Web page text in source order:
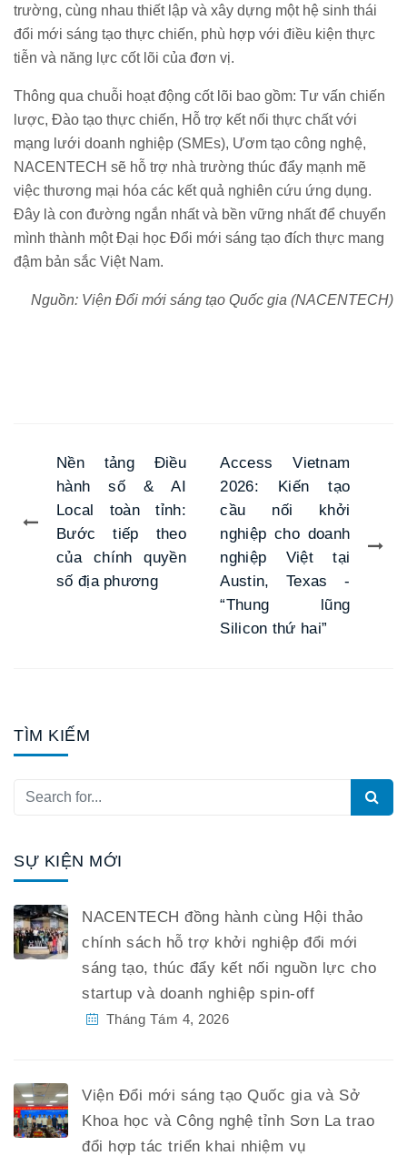
trường, cùng nhau thiết lập và xây dựng một hệ sinh thái
đổi mới sáng tạo thực chiến, phù hợp với điều kiện thực
tiễn và năng lực cốt lõi của đơn vị.
Thông qua chuỗi hoạt động cốt lõi bao gồm: Tư vấn chiến
lược, Đào tạo thực chiến, Hỗ trợ kết nối thực chất với
mạng lưới doanh nghiệp (SMEs), Ươm tạo công nghệ,
NACENTECH sẽ hỗ trợ nhà trường thúc đẩy mạnh mẽ
việc thương mại hóa các kết quả nghiên cứu ứng dụng.
Đây là con đường ngắn nhất và bền vững nhất để chuyển
mình thành một Đại học Đổi mới sáng tạo đích thực mang
đậm bản sắc Việt Nam.
Nguồn: Viện Đổi mới sáng tạo Quốc gia (NACENTECH)
Nền tảng Điều
hành số & AI
Local toàn tỉnh:
Bước tiếp theo
của chính quyền
số địa phương
Access Vietnam
2026: Kiến tạo
cầu nối khởi
nghiệp cho doanh
nghiệp Việt tại
Austin, Texas -
“Thung lũng
Silicon thứ hai”
TÌM KIẾM
SỰ KIỆN MỚI
NACENTECH đồng hành cùng Hội thảo
chính sách hỗ trợ khởi nghiệp đổi mới
sáng tạo, thúc đẩy kết nối nguồn lực cho
startup và doanh nghiệp spin-off
Tháng Tám 4, 2026
Viện Đổi mới sáng tạo Quốc gia và Sở
Khoa học và Công nghệ tỉnh Sơn La trao
đổi hợp tác triển khai nhiệm vụ